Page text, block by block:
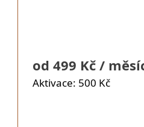
od 499 Kč /
Aktivace: 500 Kč